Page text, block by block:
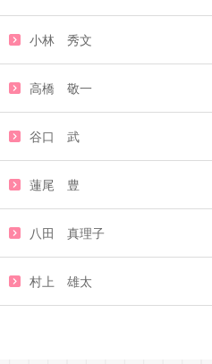
小林 秀文
高橋 敬一
谷口 武
蓮尾 豊
八田 真理子
村上 雄太